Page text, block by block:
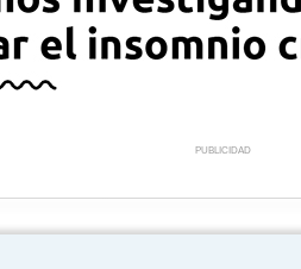
PUBLICIDAD